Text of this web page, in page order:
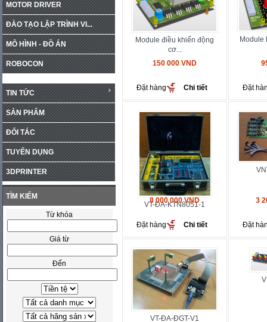
MOTOR DRIVER
ĐÀO TẠO LẬP TRÌNH VI...
MÔ HÌNH - ĐỒ ÁN
ROBOCON
TIN TỨC
SẢN PHẨM
ĐỐI TÁC
TUYỂN DỤNG
3DPRINTER
TÌM KIẾM
Từ khóa
Giá từ
Đến
Module điều khiển động
cơ...
150 000 VND
Đặt hàng Chi tiết
Module
Đặt
VT-ĐA-KTN8051-1
8 000 000 VND
Đặt hàng Chi tiết
3
Đặt
VT-ĐA-ĐGT-V1